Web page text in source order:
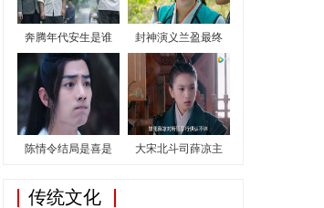
奔腾年代安生是谁 封神演义兰盈最终
陈情令结局是喜是 大宋北斗司薛凉主
传统文化